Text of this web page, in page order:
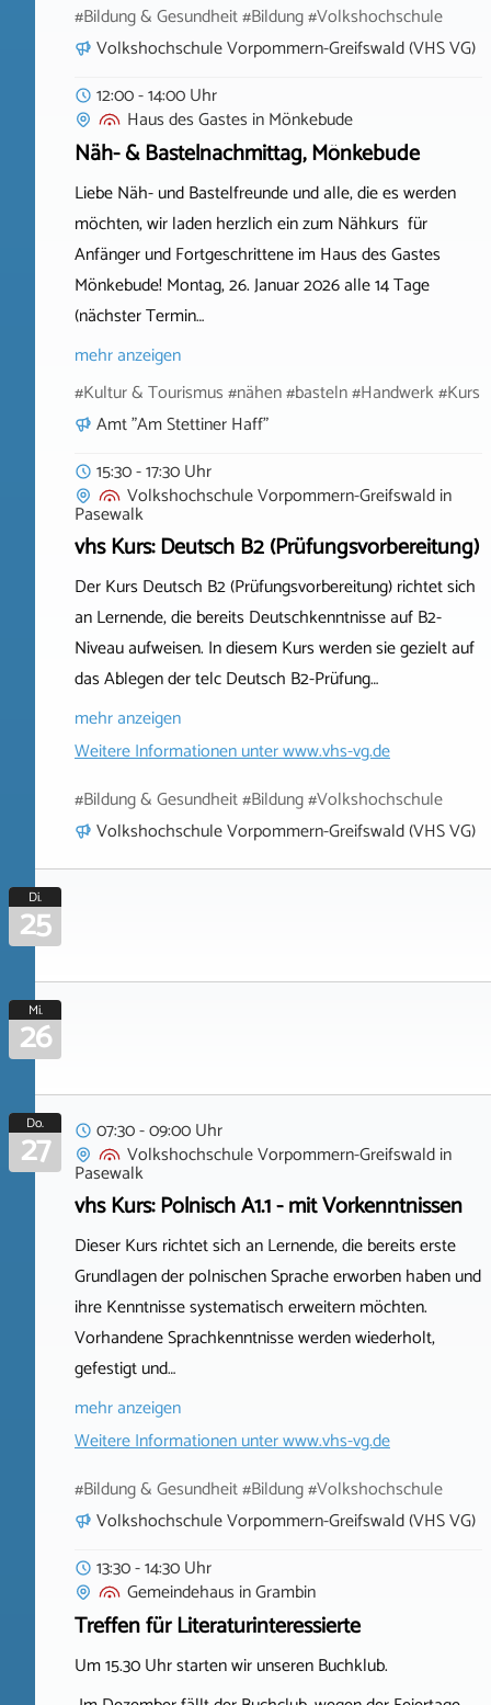
#Bildung & Gesundheit #Bildung #Volkshochschule
Volkshochschule Vorpommern-Greifswald (VHS VG)
12:00 - 14:00 Uhr
Haus des Gastes inMönkebude
Näh- & Bastelnachmittag, Mönkebude
Liebe Näh- und Bastelfreunde und alle, die es werden
möchten, wir laden herzlich ein zum Nähkurs für
Anfänger und Fortgeschrittene im Haus des Gastes
Mönkebude! Montag, 26. Januar 2026 alle 14 Tage
(nächster Termin…
mehr anzeigen
#Kultur & Tourismus #nähen #basteln #Handwerk #Kurs
Amt "Am Stettiner Haff"
15:30 - 17:30 Uhr
Volkshochschule Vorpommern-Greifswaldin
Pasewalk
vhs Kurs: Deutsch B2 (Prüfungsvorbereitung)
Der Kurs Deutsch B2 (Prüfungsvorbereitung) richtet sich
an Lernende, die bereits Deutschkenntnisse auf B2-
Niveau aufweisen. In diesem Kurs werden sie gezielt auf
das Ablegen der telc Deutsch B2-Prüfung…
mehr anzeigen
Weitere Informationen unterwww.vhs-vg.de
#Bildung & Gesundheit #Bildung #Volkshochschule
Volkshochschule Vorpommern-Greifswald (VHS VG)
Di.
25
Mi.
26
Do.
27
07:30 - 09:00 Uhr
Volkshochschule Vorpommern-Greifswaldin
Pasewalk
vhs Kurs: Polnisch A1.1 - mit Vorkenntnissen
Dieser Kurs richtet sich an Lernende, die bereits erste
Grundlagen der polnischen Sprache erworben haben und
ihre Kenntnisse systematisch erweitern möchten.
Vorhandene Sprachkenntnisse werden wiederholt,
gefestigt und…
mehr anzeigen
Weitere Informationen unterwww.vhs-vg.de
#Bildung & Gesundheit #Bildung #Volkshochschule
Volkshochschule Vorpommern-Greifswald (VHS VG)
13:30 - 14:30 Uhr
Gemeindehaus inGrambin
Treffen für Literaturinteressierte
Um 15.30 Uhr starten wir unseren Buchklub.